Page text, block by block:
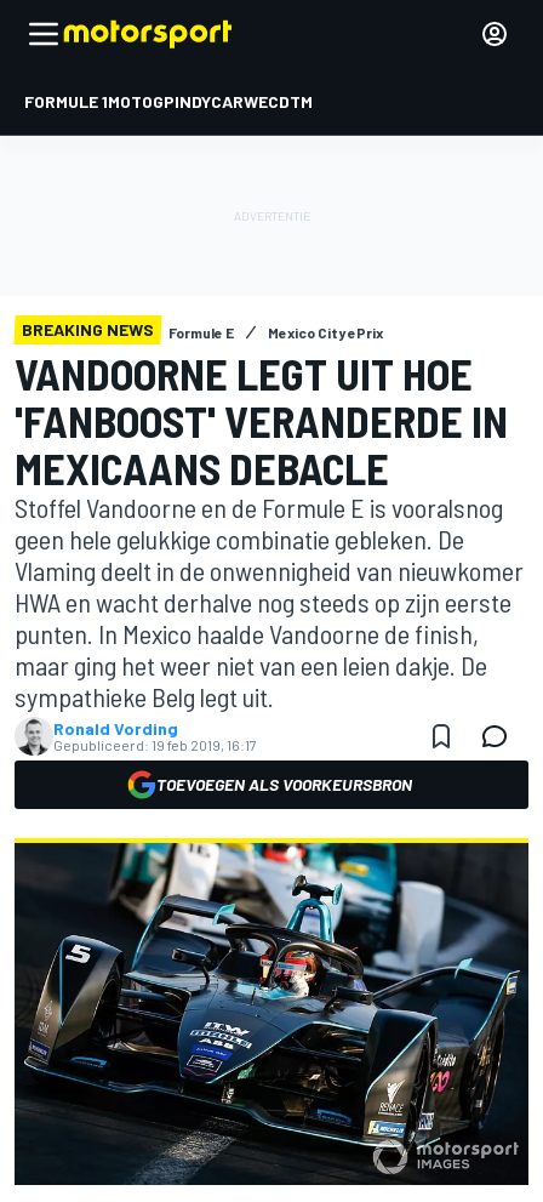
FORMULE 1MOTOGPINDYCARWECDTM
BREAKING NEWS Formule E Mexico City ePrix
VANDOORNE LEGT UIT HOE
'FANBOOST' VERANDERDE IN
MEXICAANS DEBACLE
Stoffel Vandoorne en de Formule E is vooralsnog
geen hele gelukkige combinatie gebleken. De
Vlaming deelt in de onwennigheid van nieuwkomer
HWA en wacht derhalve nog steeds op zijn eerste
punten. In Mexico haalde Vandoorne de finish,
maar ging het weer niet van een leien dakje. De
sympathieke Belg legt uit.
Ronald Vording
Gepubliceerd: 19 feb 2019, 16:17
TOEVOEGEN ALS VOORKEURSBRON